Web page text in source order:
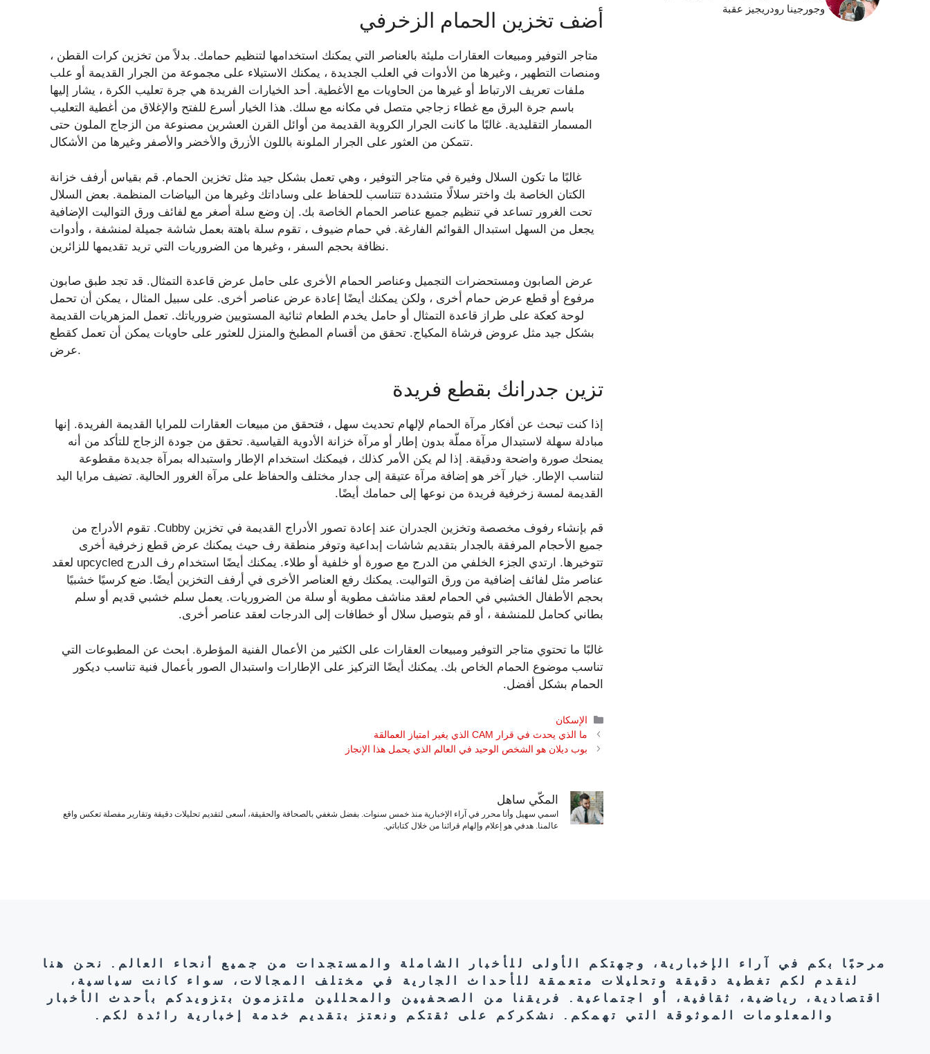
أضف تخزين الحمام الزخرفي
متاجر التوفير ومبيعات العقارات مليئة بالعناصر التي يمكنك استخدامها لتنظيم حمامك. بدلاً من تخزين كرات القطن ،
ومنصات التطهير ، وغيرها من الأدوات في العلب الجديدة ، يمكنك الاستيلاء على مجموعة من الجرار القديمة أو علب
ملفات تعريف الارتباط أو غيرها من الحاويات مع الأغطية. أحد الخيارات الفريدة هي جرة تعليب الكرة ، يشار إليها
باسم جرة البرق مع غطاء زجاجي متصل في مكانه مع سلك. هذا الخيار أسرع للفتح والإغلاق من أغطية التعليب
المسمار التقليدية. غالبًا ما كانت الجرار الكروية القديمة من أوائل القرن العشرين مصنوعة من الزجاج الملون حتى
تتمكن من العثور على الجرار الملونة باللون الأزرق والأخضر والأصفر وغيرها من الأشكال.
غالبًا ما تكون السلال وفيرة في متاجر التوفير ، وهي تعمل بشكل جيد مثل تخزين الحمام. قم بقياس أرفف خزانة
الكتان الخاصة بك واختر سلالًا متشددة تتناسب للحفاظ على وساداتك وغيرها من البياضات المنظمة. بعض السلال
تحت الغرور تساعد في تنظيم جميع عناصر الحمام الخاصة بك. إن وضع سلة أصغر مع لفائف ورق التواليت الإضافية
يجعل من السهل استبدال القوائم الفارغة. في حمام ضيوف ، تقوم سلة باهتة بعمل شاشة جميلة لمنشفة ، وأدوات
نظافة بحجم السفر ، وغيرها من الضروريات التي تريد تقديمها للزائرين.
عرض الصابون ومستحضرات التجميل وعناصر الحمام الأخرى على حامل عرض قاعدة التمثال. قد تجد طبق صابون
مرفوع أو قطع عرض حمام أخرى ، ولكن يمكنك أيضًا إعادة عرض عناصر أخرى. على سبيل المثال ، يمكن أن تحمل
لوحة كعكة على طراز قاعدة التمثال أو حامل يخدم الطعام ثنائية المستويين ضرورياتك. تعمل المزهريات القديمة
بشكل جيد مثل عروض فرشاة المكياج. تحقق من أقسام المطبخ والمنزل للعثور على حاويات يمكن أن تعمل كقطع
عرض.
تزين جدرانك بقطع فريدة
إذا كنت تبحث عن أفكار مرآة الحمام لإلهام تحديث سهل ، فتحقق من مبيعات العقارات للمرايا القديمة الفريدة. إنها
مبادلة سهلة لاستبدال مرآة مملّة بدون إطار أو مرآة خزانة الأدوية القياسية. تحقق من جودة الزجاج للتأكد من أنه
يمنحك صورة واضحة ودقيقة. إذا لم يكن الأمر كذلك ، فيمكنك استخدام الإطار واستبداله بمرآة جديدة مقطوعة
لتناسب الإطار. خيار آخر هو إضافة مرآة عتيقة إلى جدار مختلف والحفاظ على مرآة الغرور الحالية. تضيف مرايا اليد
القديمة لمسة زخرفية فريدة من نوعها إلى حمامك أيضًا.
قم بإنشاء رفوف مخصصة وتخزين الجدران عند إعادة تصور الأدراج القديمة في تخزين Cubby. تقوم الأدراج من
جميع الأحجام المرفقة بالجدار بتقديم شاشات إبداعية وتوفر منطقة رف حيث يمكنك عرض قطع زخرفية أخرى
تتوخيرها. ارتدي الجزء الخلفي من الدرج مع صورة أو خلفية أو طلاء. يمكنك أيضًا استخدام رف الدرج upcycled لعقد
عناصر مثل لفائف إضافية من ورق التواليت. يمكنك رفع العناصر الأخرى في أرفف التخزين أيضًا. ضع كرسيًا خشبيًا
بحجم الأطفال الخشبي في الحمام لعقد مناشف مطوية أو سلة من الضروريات. يعمل سلم خشبي قديم أو سلم
بطاني كحامل للمنشفة ، أو قم بتوصيل سلال أو خطافات إلى الدرجات لعقد عناصر أخرى.
غالبًا ما تحتوي متاجر التوفير ومبيعات العقارات على الكثير من الأعمال الفنية المؤطرة. ابحث عن المطبوعات التي
تناسب موضوع الحمام الخاص بك. يمكنك أيضًا التركيز على الإطارات واستبدال الصور بأعمال فنية تناسب ديكور
الحمام بشكل أفضل.
التصنيفات
الإسكان
ما الذي يحدث في قرار CAM الذي يغير امتياز العمالقة
بوب ديلان هو الشخص الوحيد في العالم الذي يحمل هذا الإنجاز
المكّي ساهل
اسمي سهيل وأنا محرر في آراء الإخبارية منذ خمس سنوات. بفضل شغفي بالصحافة والحقيقة، أسعى لتقديم تحليلات دقيقة وتقارير مفصلة تعكس واقع
عالمنا. هدفي هو إعلام وإلهام قرائنا من خلال كتاباتي.
وجورجينا رودريجيز عقبة
مرحبًا بكم في آراء الإخبارية، وجهتكم الأولى للأخبار الشاملة والمستجدات من جميع أنحاء العالم. نحن هنا
لنقدم لكم تغطية دقيقة وتحليلات متعمقة للأحداث الجارية في مختلف المجالات، سواء كانت سياسية،
اقتصادية، رياضية، ثقافية، أو اجتماعية. فريقنا من الصحفيين والمحللين ملتزمون بتزويدكم بأحدث الأخبار
والمعلومات الموثوقة التي تهمكم. نشكركم على ثقتكم ونعتز بتقديم خدمة إخبارية رائدة لكم.